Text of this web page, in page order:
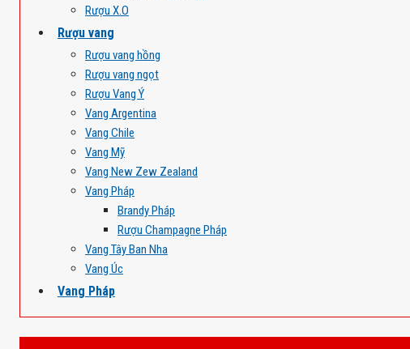
Rượu X.O
Rượu vang
Rượu vang hồng
Rượu vang ngọt
Rượu Vang Ý
Vang Argentina
Vang Chile
Vang Mỹ
Vang New Zew Zealand
Vang Pháp
Brandy Pháp
Rượu Champagne Pháp
Vang Tây Ban Nha
Vang Úc
Vang Pháp